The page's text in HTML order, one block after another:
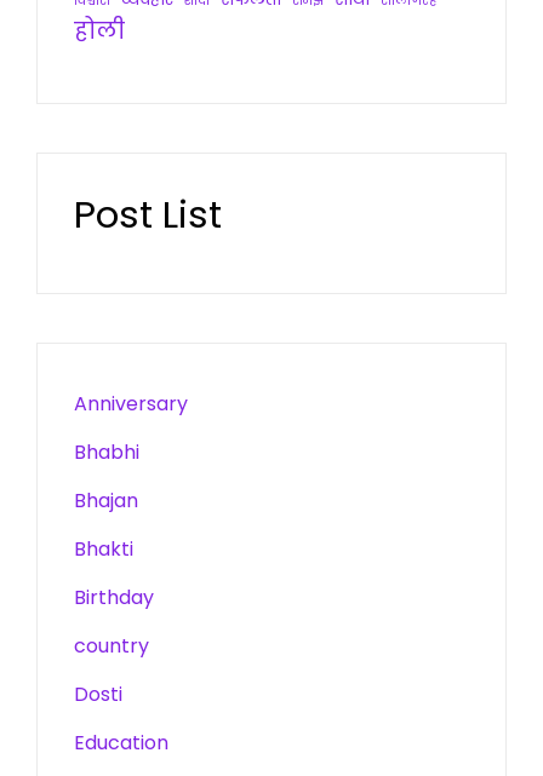
होली
Post List
Anniversary
Bhabhi
Bhajan
Bhakti
Birthday
country
Dosti
Education